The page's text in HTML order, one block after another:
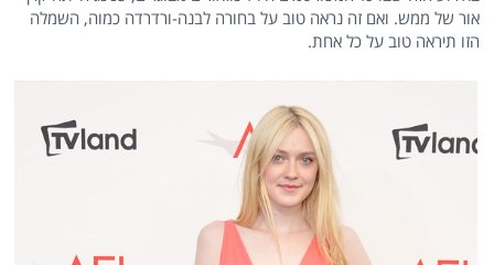
אור של ממש. ואם זה נראה טוב על בחורה לבנה-ורדרדה כמוה, השמלה
הזו תיראה טוב על כל אחת.